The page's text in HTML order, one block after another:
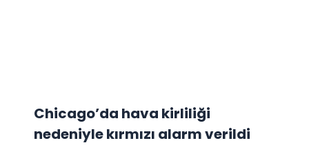
Chicago’da hava kirliliği
nedeniyle kırmızı alarm verildi